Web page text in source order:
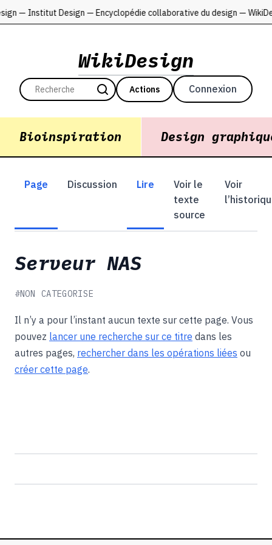
— Institut Design — Encyclopédie collaborative du design —
WikiDesign
Actions Connexion
Bioinspiration Design
Page Discussion Lire
Voir le
texte
source
Voir
Serveur NAS
#NON CATEGORISE
Il n’y a pour l’instant aucun texte sur cette page. Vous
pouvez lancer une recherche sur ce titre dans les
autres pages, rechercher dans les opérations liées ou
créer cette page.